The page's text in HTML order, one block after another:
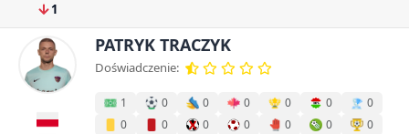
1
PATRYK TRACZYK
Doświadczenie:
1 0 0 0 0 0
0
0
0 0 0 0 0
0